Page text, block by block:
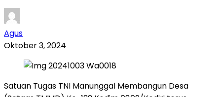
Agus
Oktober 3, 2024
Satuan Tugas TNI Manunggal Membangun Desa